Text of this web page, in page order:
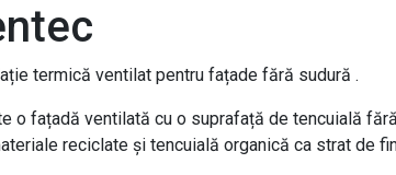
termică ventilat pentru fațade fără sudură .
o fațadă ventilată cu o suprafață de tencuială
reciclate și tencuială organică ca strat de